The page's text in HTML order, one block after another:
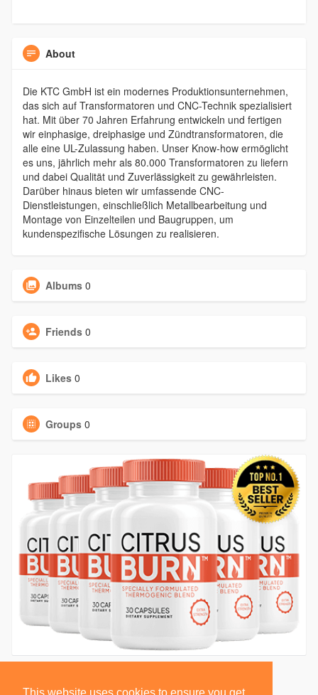
About
Die KTC GmbH ist ein modernes Produktionsunternehmen,
das sich auf Transformatoren und CNC-Technik spezialisiert
hat. Mit über 70 Jahren Erfahrung entwickeln und fertigen
wir einphasige, dreiphasige und Zündtransformatoren, die
alle eine UL-Zulassung haben. Unser Know-how ermöglicht
es uns, jährlich mehr als 80.000 Transformatoren zu liefern
und dabei Qualität und Zuverlässigkeit zu gewährleisten.
Darüber hinaus bieten wir umfassende CNC-
Dienstleistungen, einschließlich Metallbearbeitung und
Montage von Einzelteilen und Baugruppen, um
kundenspezifische Lösungen zu realisieren.
Albums 0
Friends 0
Likes 0
Groups 0